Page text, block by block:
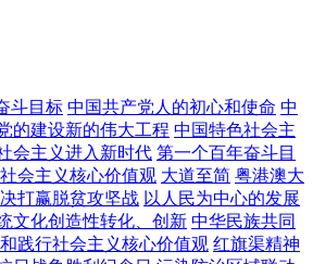
斗目标 中国共产党人的初心和使命 中
的建设新的伟大工程 中国特色社会主
会主义进入新时代 第一个百年奋斗目
社会主义核心价值观 大道至简 粤港澳大
打赢脱贫攻坚战 以人民为中心的发展
文化创造性转化、创新 中华民族共同
践行社会主义核心价值观 红旗渠精神